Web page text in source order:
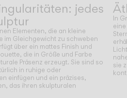
jedes
Elementen, die an kleine
im Gleichgewicht zu schweben
über ein mattes Finish und
die in Größe und Farbe
Präsenz erzeugt. Sie sind so
in ruhige oder
einfügen und ein präzises,
das ihren skulpturalen
In
sie